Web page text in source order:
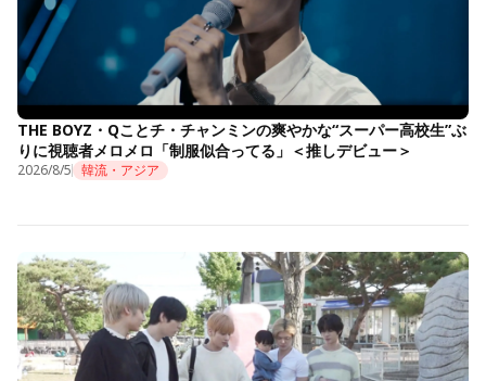
THE BOYZ・Qことチ・チャンミンの爽やかな“スーパー高校生”ぶ
りに視聴者メロメロ「制服似合ってる」＜推しデビュー＞
2026/8/5 韓流・アジア